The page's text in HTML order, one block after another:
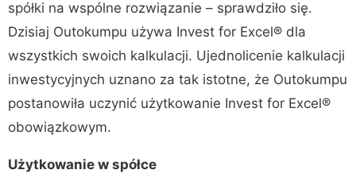
spółki na wspólne rozwiązanie – sprawdziło się.
Dzisiaj Outokumpu używa Invest for Excel® dla
wszystkich swoich kalkulacji. Ujednolicenie kalkulacji
inwestycyjnych uznano za tak istotne, że Outokumpu
postanowiła uczynić użytkowanie Invest for Excel®
obowiązkowym.
Użytkowanie w spółce